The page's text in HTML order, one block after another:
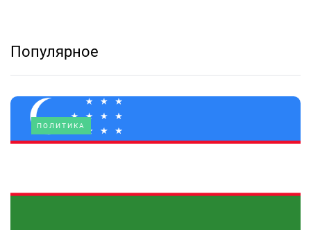
Популярное
ПОЛИТИКА